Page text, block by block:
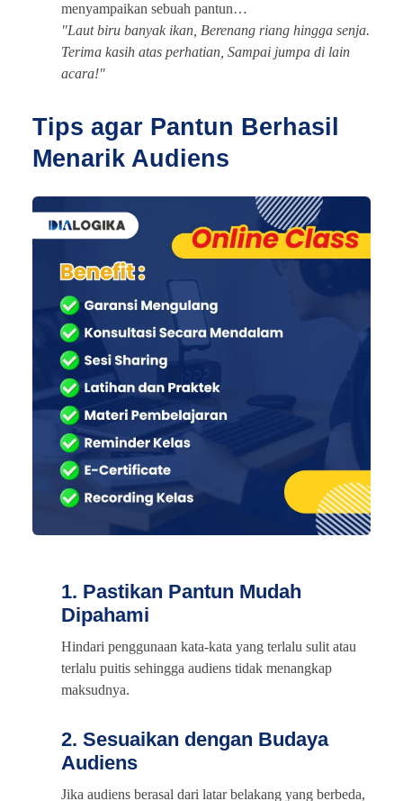
menyampaikan sebuah pantun…
"Laut biru banyak ikan, Berenang riang hingga senja.
Terima kasih atas perhatian, Sampai jumpa di lain
acara!"
Tips agar Pantun Berhasil
Menarik Audiens
1. Pastikan Pantun Mudah
Dipahami
Hindari penggunaan kata-kata yang terlalu sulit atau
terlalu puitis sehingga audiens tidak menangkap
maksudnya.
2. Sesuaikan dengan Budaya
Audiens
Jika audiens berasal dari latar belakang yang berbeda,